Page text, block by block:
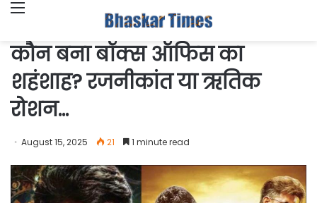
कौन बना बॉक्स ऑफिस का
शहंशाह? रजनीकांत या ऋतिक
रोशन…
August 15, 2025 21 1 minute read